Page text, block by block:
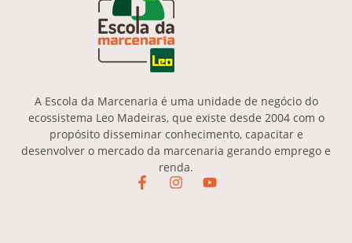
A Escola da Marcenaria é uma unidade de negócio do
ecossistema Leo Madeiras, que existe desde 2004 com o
propósito disseminar conhecimento, capacitar e
desenvolver o mercado da marcenaria gerando emprego e
renda.